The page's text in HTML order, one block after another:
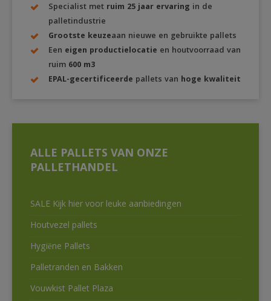
Specialist met ruim 25 jaar ervaring in de
palletindustrie
Grootste keuzeaan nieuwe en gebruikte pallets
Een eigen productielocatie en houtvoorraad van
ruim 600 m3
EPAL-gecertificeerde pallets van hoge kwaliteit
ALLE PALLETS VAN ONZE
PALLETHANDEL
SALE Kijk hier voor leuke aanbiedingen
Houtvezel pallets
Hygiëne Pallets
Palletranden en Bakken
Vouwkist Pallet Plaza